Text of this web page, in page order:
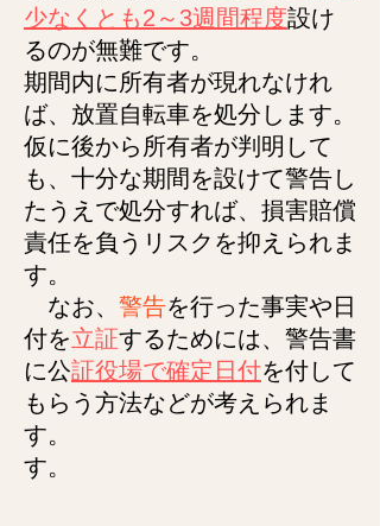
少なくとも2～3週間程度設け
るのが無難です。
期間内に所有者が現れなけれ
ば、放置自転車を処分します。
仮に後から所有者が判明して
も、十分な期間を設けて警告し
たうえで処分すれば、損害賠償
責任を負うリスクを抑えられま
す。
なお、 警告を行った事実や日
付を立証するためには、警告書
に公証役場で確定日付を付して
もらう方法などが考えられま
す。
す。